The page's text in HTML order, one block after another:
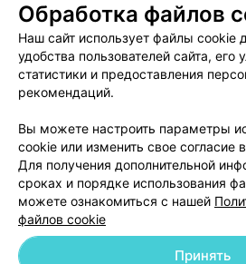
Пользовательское соглашение
Вакансии
Написать
Персональные
Обработка
Обработка файлов
Наш сайт использует файлы cookie
удобства пользователей сайта, его
статистики и предоставления
рекомендаций.
Вы можете настроить параметры
cookie или изменить свое согласие
Для получения дополнительной
сроках и порядке использования
можете ознакомиться с нашей
файлов cookie
Принять